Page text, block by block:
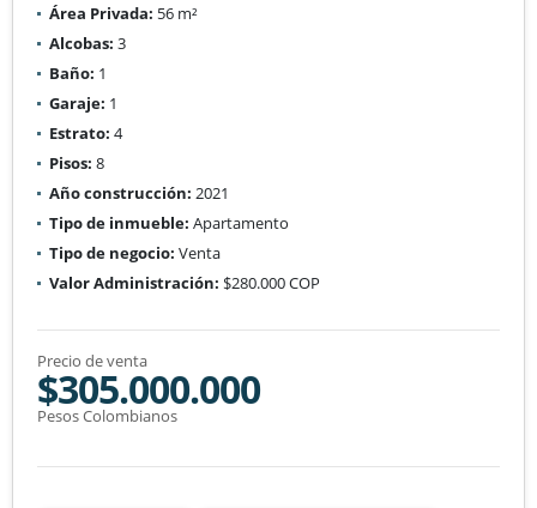
Área Privada: 56 m²
Alcobas: 3
Baño: 1
Garaje: 1
Estrato: 4
Pisos: 8
Año construcción: 2021
Tipo de inmueble: Apartamento
Tipo de negocio: Venta
Valor Administración: $280.000 COP
Precio de venta
$305.000.000
Pesos Colombianos